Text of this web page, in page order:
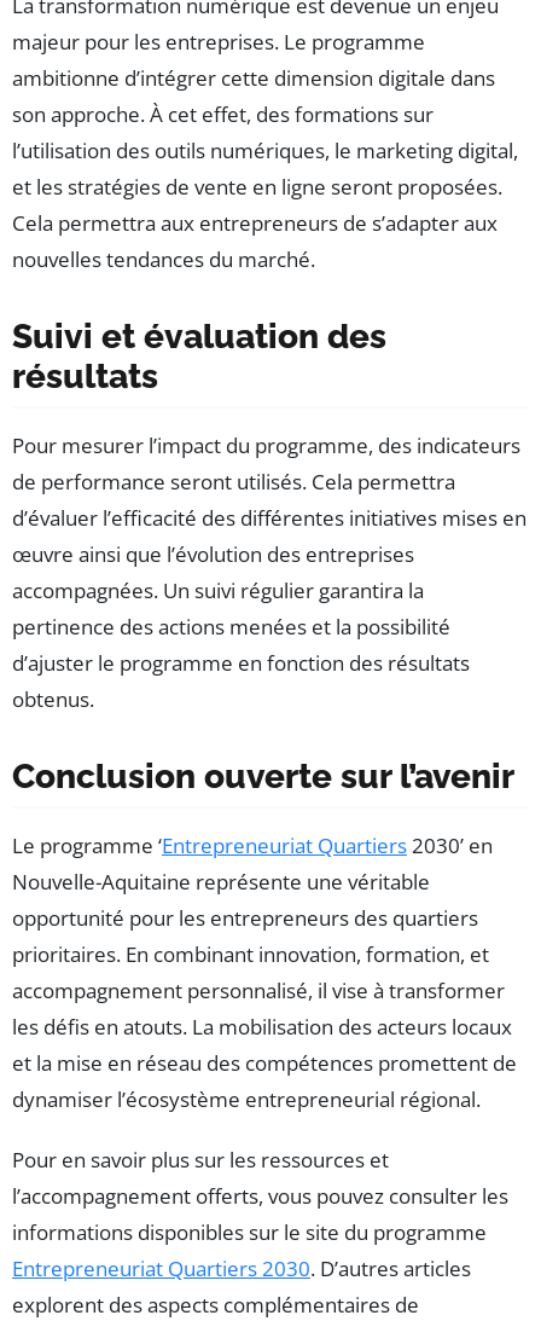
La transformation numérique est devenue un enjeu
majeur pour les entreprises. Le programme
ambitionne d’intégrer cette dimension digitale dans
son approche. À cet effet, des formations sur
l’utilisation des outils numériques, le marketing digital,
et les stratégies de vente en ligne seront proposées.
Cela permettra aux entrepreneurs de s’adapter aux
nouvelles tendances du marché.
Suivi et évaluation des
résultats
Pour mesurer l’impact du programme, des indicateurs
de performance seront utilisés. Cela permettra
d’évaluer l’efficacité des différentes initiatives mises en
œuvre ainsi que l’évolution des entreprises
accompagnées. Un suivi régulier garantira la
pertinence des actions menées et la possibilité
d’ajuster le programme en fonction des résultats
obtenus.
Conclusion ouverte sur l’avenir
Le programme ‘Entrepreneuriat Quartiers2030’ en
Nouvelle-Aquitaine représente une véritable
opportunité pour les entrepreneurs des quartiers
prioritaires. En combinant innovation, formation, et
accompagnement personnalisé, il vise à transformer
les défis en atouts. La mobilisation des acteurs locaux
et la mise en réseau des compétences promettent de
dynamiser l’écosystème entrepreneurial régional.
Pour en savoir plus sur les ressources et
l’accompagnement offerts, vous pouvez consulter les
informations disponibles sur le site du programme
Entrepreneuriat Quartiers 2030. D’autres articles
explorent des aspects complémentaires de